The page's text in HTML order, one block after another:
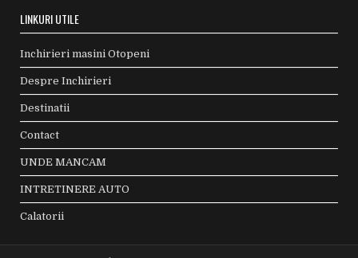
LINKURI UTILE
Inchirieri masini Otopeni
Despre Inchirieri
Destinatii
Contact
UNDE MANCAM
INTRETINERE AUTO
Calatorii